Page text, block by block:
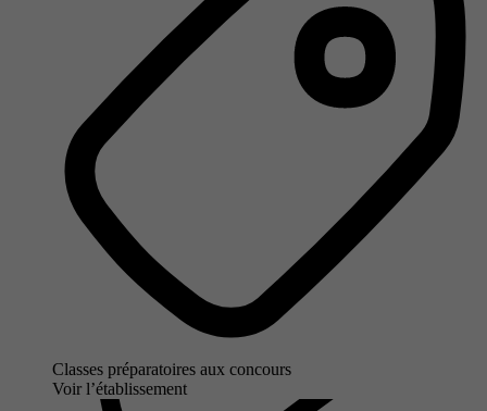
Classes préparatoires aux concours
Voir l’établissement